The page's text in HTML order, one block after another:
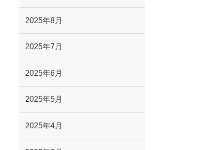
2025年8月
2025年7月
2025年6月
2025年5月
2025年4月